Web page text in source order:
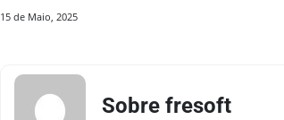
15 de Maio, 2025
Sobre fresoft